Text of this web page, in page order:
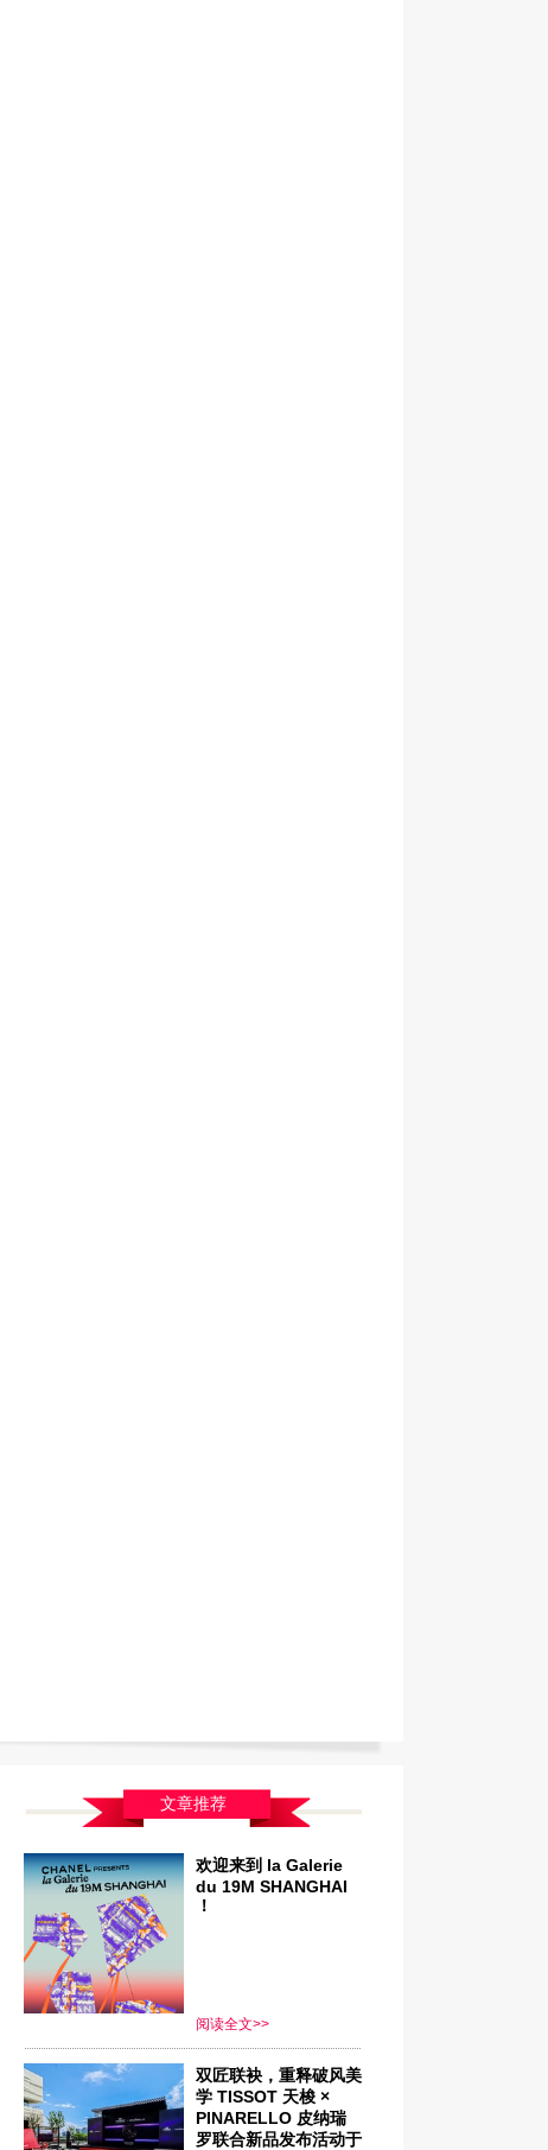
文章推荐
欢迎来到 la Galerie
du 19M SHANGHAI
！
阅读全文>>
双匠联袂，重释破风美
学 TISSOT 天梭 ×
PINARELLO 皮纳瑞
罗联合新品发布活动于